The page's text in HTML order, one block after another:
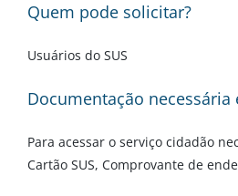
Quem pode solicitar?
Usuários do SUS
Documentação
Para acessar o serviço cidadão
Cartão SUS, Comprovante de